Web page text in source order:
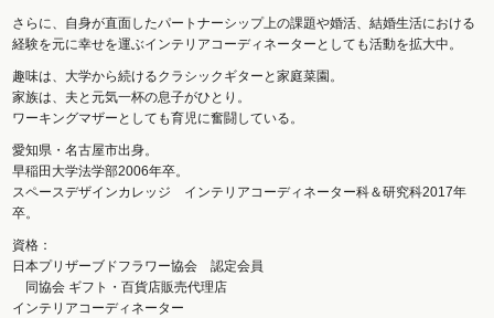
さらに、自身が直面したパートナーシップ上の課題や婚活、結婚生活における
経験を元に幸せを運ぶインテリアコーディネーターとしても活動を拡大中。
趣味は、大学から続けるクラシックギターと家庭菜園。
家族は、夫と元気一杯の息子がひとり。
ワーキングマザーとしても育児に奮闘している。
愛知県・名古屋市出身。
早稲田大学法学部2006年卒。
スペースデザインカレッジ インテリアコーディネーター科＆研究科2017年
卒。
資格：
日本プリザーブドフラワー協会 認定会員
同協会 ギフト・百貨店販売代理店
インテリアコーディネーター